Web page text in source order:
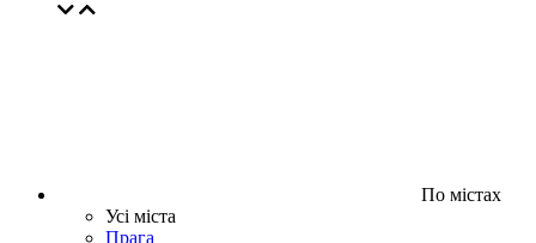
По містах
Усі міста
Прага